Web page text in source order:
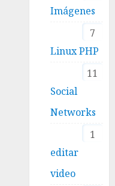
Imágenes
7
Linux PHP
11
Social
Networks
1
editar
video